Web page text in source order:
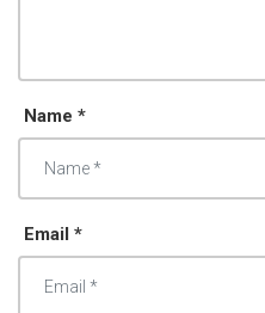
Name *
Email *